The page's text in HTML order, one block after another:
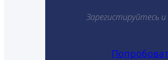
Зарегистируйтесь